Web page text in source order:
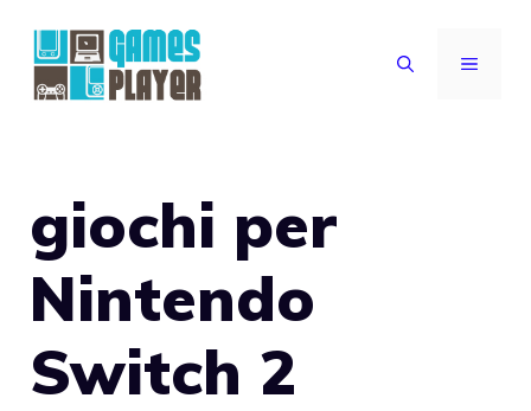
contenuto
MENU
giochi per
Nintendo
Switch 2